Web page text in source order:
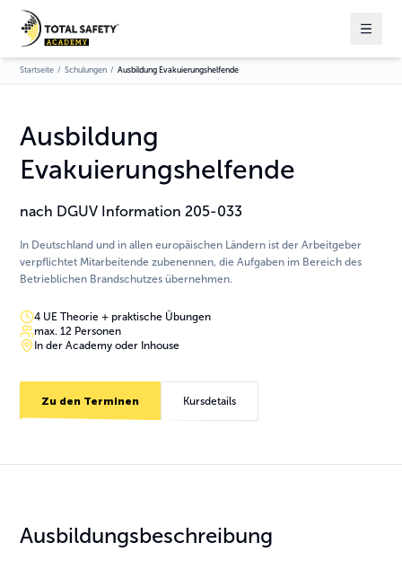
Startseite / Schulungen / Ausbildung Evakuierungshelfende
Ausbildung
Evakuierungshelfende
nach DGUV Information 205-033
In Deutschland und in allen europäischen Ländern ist der Arbeitgeber
verpflichtet Mitarbeitende zubenennen, die Aufgaben im Bereich des
Betrieblichen Brandschutzes übernehmen.
4 UE Theorie + praktische Übungen
max. 12 Personen
In der Academy oder Inhouse
Zu den Terminen Kursdetails
Ausbildungsbeschreibung